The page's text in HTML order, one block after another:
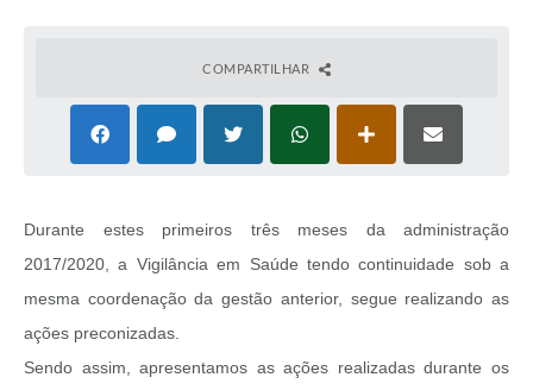
COMPARTILHAR
Durante estes primeiros três meses da administração
2017/2020, a Vigilância em Saúde tendo continuidade sob a
mesma coordenação da gestão anterior, segue realizando as
ações preconizadas.
Sendo assim, apresentamos as ações realizadas durante os